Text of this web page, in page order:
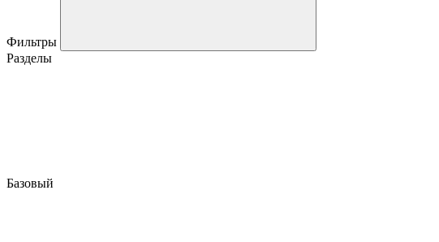
Фильтры
Разделы
Базовый